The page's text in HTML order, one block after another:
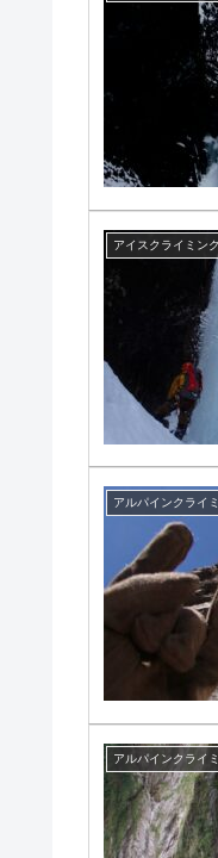
アイスクライミン
アルパインクライ
アルパインクライ